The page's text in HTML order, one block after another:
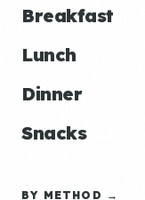
Breakfast
Lunch
Dinner
Snacks
BY METHOD →